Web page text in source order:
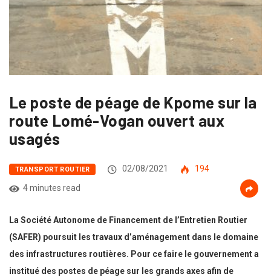
Le poste de péage de Kpome sur la
route Lomé-Vogan ouvert aux
usagés
TRANSPORT ROUTIER 02/08/2021
194
4 minutes read
La Société Autonome de Financement de l’Entretien Routier
(SAFER) poursuit les travaux d’aménagement dans le domaine
des infrastructures routières. Pour ce faire le gouvernement a
institué des postes de péage sur les grands axes afin de